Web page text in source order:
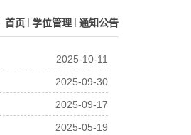
首页 学位管理 通知公告
2025-10-11
2025-09-30
2025-09-17
2025-05-19